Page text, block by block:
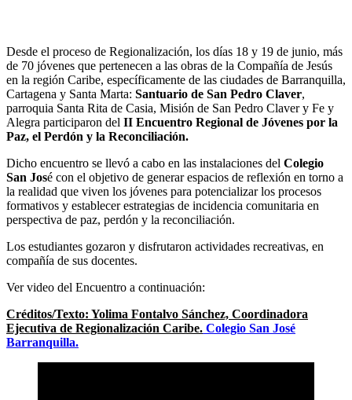
Desde el proceso de Regionalización, los días 18 y 19 de junio, más
de 70 jóvenes que pertenecen a las obras de la Compañía de Jesús
en la región Caribe, específicamente de las ciudades de Barranquilla,
Cartagena y Santa Marta: Santuario de San Pedro Claver,
parroquia Santa Rita de Casia, Misión de San Pedro Claver y Fe y
Alegra participaron del II Encuentro Regional de Jóvenes por la
Paz, el Perdón y la Reconciliación.
Dicho encuentro se llevó a cabo en las instalaciones del Colegio
San José con el objetivo de generar espacios de reflexión en torno a
la realidad que viven los jóvenes para potencializar los procesos
formativos y establecer estrategias de incidencia comunitaria en
perspectiva de paz, perdón y la reconciliación.
Los estudiantes gozaron y disfrutaron actividades recreativas, en
compañía de sus docentes.
Ver video del Encuentro a continuación:
Créditos/Texto: Yolima Fontalvo Sánchez, Coordinadora
Ejecutiva de Regionalización Caribe. Colegio San José
Barranquilla.